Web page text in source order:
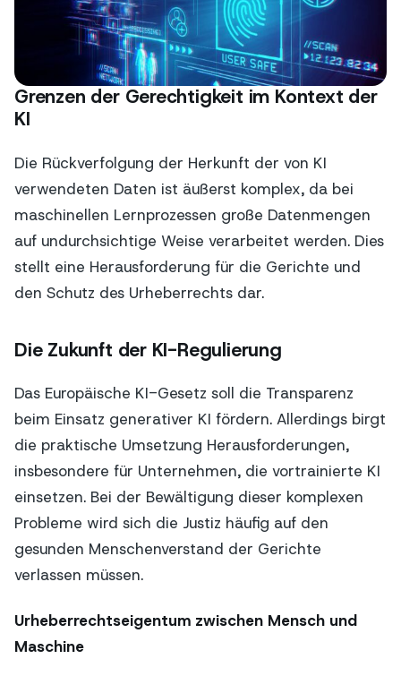
Grenzen der Gerechtigkeit im Kontext der
KI
Die Rückverfolgung der Herkunft der von KI
verwendeten Daten ist äußerst komplex, da bei
maschinellen Lernprozessen große Datenmengen
auf undurchsichtige Weise verarbeitet werden. Dies
stellt eine Herausforderung für die Gerichte und
den Schutz des Urheberrechts dar.
Die Zukunft der KI-Regulierung
Das Europäische KI-Gesetz soll die Transparenz
beim Einsatz generativer KI fördern. Allerdings birgt
die praktische Umsetzung Herausforderungen,
insbesondere für Unternehmen, die vortrainierte KI
einsetzen. Bei der Bewältigung dieser komplexen
Probleme wird sich die Justiz häufig auf den
gesunden Menschenverstand der Gerichte
verlassen müssen.
Urheberrechtseigentum zwischen Mensch und
Maschine